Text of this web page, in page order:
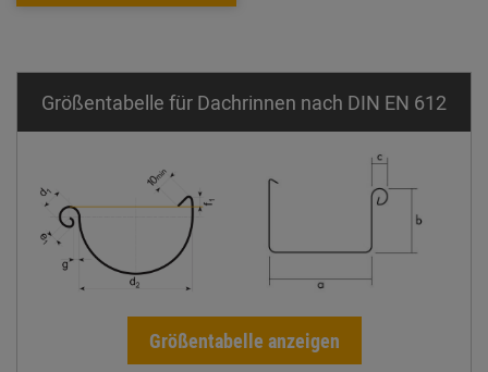
Größentabelle für Dachrinnen nach DIN EN 612
Größentabelle anzeigen